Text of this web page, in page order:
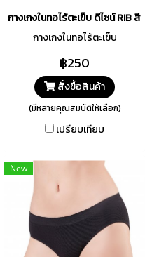
มพูนู๊ด รหัส TSUD09-PN
กางเกงในทอไร้ตะเข็บ ดีไซน์ RIB สีเ
กางเกงในทอไร้ตะเข็บ
฿250
สั่งซื้อสินค้า
(มีหลายคุณสมบัติให้เลือก)
เปรียบเทียบ
New